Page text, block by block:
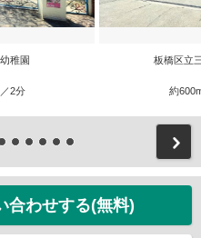
稚園
2分
板橋区立
約
合わせする(無料)